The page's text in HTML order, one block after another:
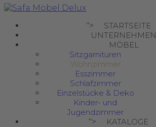
">
STARTSEITE
UNTERNEHMEN
MÖBEL
Sitzgarnituren
Wohnzimmer
Esszimmer
Schlafzimmer
Einzelstücke & Deko
Kinder- und
Jugendzimmer
">
KATALOGE